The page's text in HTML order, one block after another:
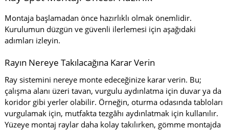
Montaja başlamadan önce hazırlıklı olmak önemlidir.
Kurulumun düzgün ve güvenli ilerlemesi için aşağıdaki
adımları izleyin.
Rayın Nereye Takılacağına Karar Verin
Ray sistemini nereye monte edeceğinize karar verin. Bu;
çalışma alanı üzeri tavan, vurgulu aydınlatma için duvar ya da
koridor gibi yerler olabilir. Örneğin, oturma odasında tabloları
vurgulamak için, mutfakta tezgâhı aydınlatmak için kullanılır.
Yüzeye montaj raylar daha kolay takılırken, gömme montajda